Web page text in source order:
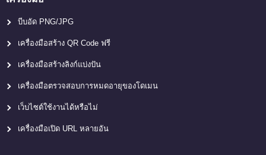
บีบอัด PNG/JPG
เครื่องมือสร้าง QR Code ฟรี
เครื่องมือสร้างลิงก์แบ่งปัน
เครื่องมือตรวจสอบการหมดอายุของโดเมน
เว็บไซต์ใช้งานได้หรือไม่
เครื่องมือเปิด URL หลายอัน